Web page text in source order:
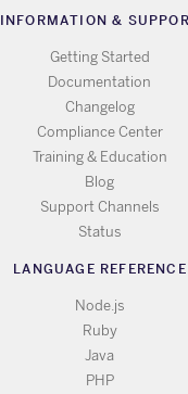
INFORMATION &
Getting Started
Documentation
Changelog
Compliance Center
Training & Education
Blog
Support Channels
Status
LANGUAGE REFERENCE
Node.js
Ruby
Java
PHP